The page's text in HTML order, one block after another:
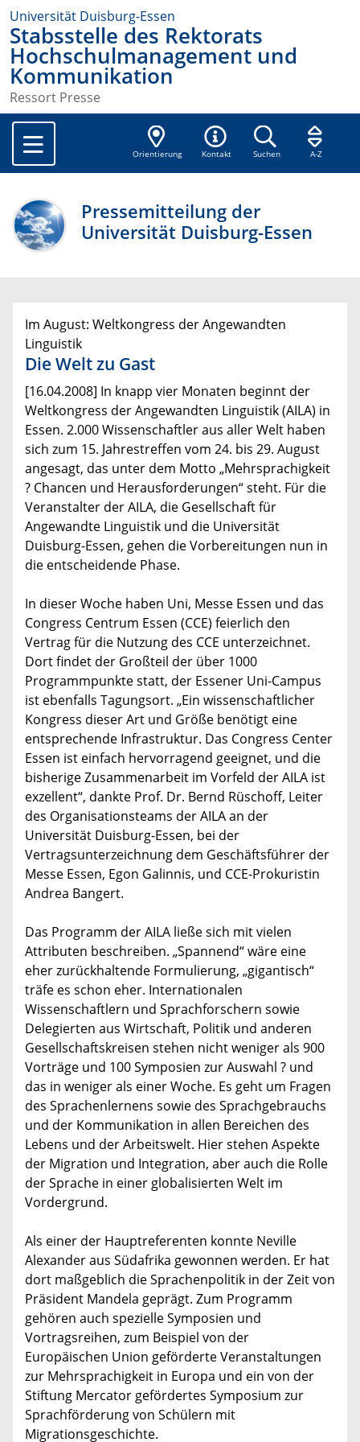
Universität Duisburg-Essen
Stabsstelle des Rektorats
Hochschulmanagement und
Kommunikation
Ressort Presse
Orientierung Kontakt Suchen A-Z
Pressemitteilung der
Universität Duisburg-Essen
Im August: Weltkongress der Angewandten
Linguistik
Die Welt zu Gast
[16.04.2008] In knapp vier Monaten beginnt der
Weltkongress der Angewandten Linguistik (AILA) in
Essen. 2.000 Wissenschaftler aus aller Welt haben
sich zum 15. Jahrestreffen vom 24. bis 29. August
angesagt, das unter dem Motto „Mehrsprachigkeit
? Chancen und Herausforderungen“ steht. Für die
Veranstalter der AILA, die Gesellschaft für
Angewandte Linguistik und die Universität
Duisburg-Essen, gehen die Vorbereitungen nun in
die entscheidende Phase.
In dieser Woche haben Uni, Messe Essen und das
Congress Centrum Essen (CCE) feierlich den
Vertrag für die Nutzung des CCE unterzeichnet.
Dort findet der Großteil der über 1000
Programmpunkte statt, der Essener Uni-Campus
ist ebenfalls Tagungsort. „Ein wissenschaftlicher
Kongress dieser Art und Größe benötigt eine
entsprechende Infrastruktur. Das Congress Center
Essen ist einfach hervorragend geeignet, und die
bisherige Zusammenarbeit im Vorfeld der AILA ist
exzellent“, dankte Prof. Dr. Bernd Rüschoff, Leiter
des Organisationsteams der AILA an der
Universität Duisburg-Essen, bei der
Vertragsunterzeichnung dem Geschäftsführer der
Messe Essen, Egon Galinnis, und CCE-Prokuristin
Andrea Bangert.
Das Programm der AILA ließe sich mit vielen
Attributen beschreiben. „Spannend“ wäre eine
eher zurückhaltende Formulierung, „gigantisch“
träfe es schon eher. Internationalen
Wissenschaftlern und Sprachforschern sowie
Delegierten aus Wirtschaft, Politik und anderen
Gesellschaftskreisen stehen nicht weniger als 900
Vorträge und 100 Symposien zur Auswahl ? und
das in weniger als einer Woche. Es geht um Fragen
des Sprachenlernens sowie des Sprachgebrauchs
und der Kommunikation in allen Bereichen des
Lebens und der Arbeitswelt. Hier stehen Aspekte
der Migration und Integration, aber auch die Rolle
der Sprache in einer globalisierten Welt im
Vordergrund.
Als einer der Hauptreferenten konnte Neville
Alexander aus Südafrika gewonnen werden. Er hat
dort maßgeblich die Sprachenpolitik in der Zeit von
Präsident Mandela geprägt. Zum Programm
gehören auch spezielle Symposien und
Vortragsreihen, zum Beispiel von der
Europäischen Union geförderte Veranstaltungen
zur Mehrsprachigkeit in Europa und ein von der
Stiftung Mercator gefördertes Symposium zur
Sprachförderung von Schülern mit
Migrationsgeschichte.